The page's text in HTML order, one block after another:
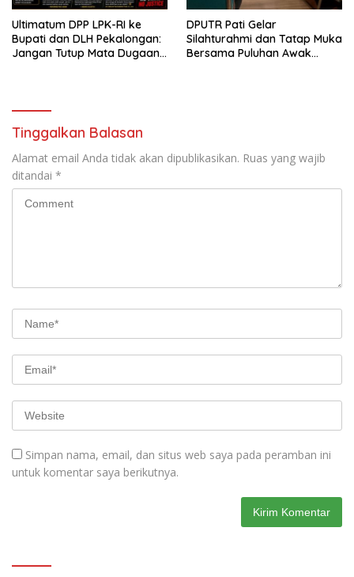
Ultimatum DPP LPK-RI ke
Bupati dan DLH Pekalongan:
Jangan Tutup Mata Dugaan
DPUTR Pati Gelar
Silahturahmi dan Tatap Muka
Bersama Puluhan Awak
Tinggalkan Balasan
Alamat email Anda tidak akan dipublikasikan. Ruas yang wajib
ditandai *
Simpan nama, email, dan situs web saya pada peramban ini
untuk komentar saya berikutnya.